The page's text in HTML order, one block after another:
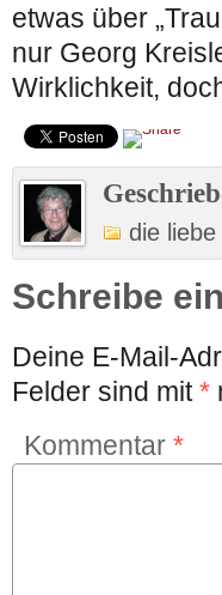
etwas über
nur Georg
Wirklichkeit,
die
Schreibe
Deine E-Mail-
Felder sind mit*
Kommentar *